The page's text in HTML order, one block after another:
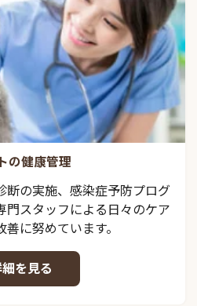
の健康管理
断の実施、感染症予防プログ
門スタッフによる日々のケア
に努めています。
を見る